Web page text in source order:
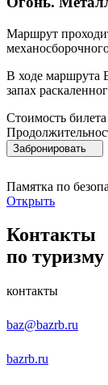
Маршрут
В ходе маршрута
запах
Стоимость билета
Забронировать
Памятка по
Открыть
Контакты
по туризму
контакты
baz@bazrb.ru
bazrb.ru